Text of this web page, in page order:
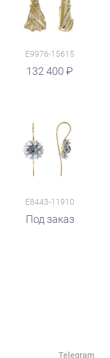
E9976-15615
132 400
руб.
E8443-11910
Под заказ
Telegram